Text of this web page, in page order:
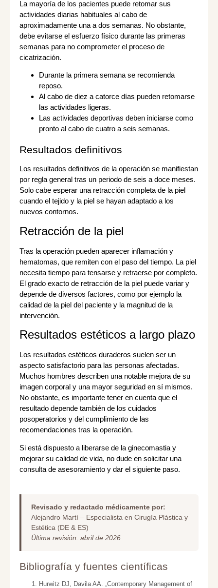
La mayoría de los pacientes puede retomar sus
actividades diarias habituales al cabo de
aproximadamente una a dos semanas. No obstante,
debe evitarse el esfuerzo físico durante las primeras
semanas para no comprometer el proceso de
cicatrización.
Durante la primera semana se recomienda
reposo.
Al cabo de diez a catorce días pueden retomarse
las actividades ligeras.
Las actividades deportivas deben iniciarse como
pronto al cabo de cuatro a seis semanas.
Resultados definitivos
Los resultados definitivos de la operación se manifiestan
por regla general tras un periodo de seis a doce meses.
Solo cabe esperar una retracción completa de la piel
cuando el tejido y la piel se hayan adaptado a los
nuevos contornos.
Retracción de la piel
Tras la operación pueden aparecer inflamación y
hematomas, que remiten con el paso del tiempo. La piel
necesita tiempo para tensarse y retraerse por completo.
El grado exacto de retracción de la piel puede variar y
depende de diversos factores, como por ejemplo la
calidad de la piel del paciente y la magnitud de la
intervención.
Resultados estéticos a largo plazo
Los resultados estéticos duraderos suelen ser un
aspecto satisfactorio para las personas afectadas.
Muchos hombres describen una notable mejora de su
imagen corporal y una mayor seguridad en sí mismos.
No obstante, es importante tener en cuenta que el
resultado depende también de los cuidados
posoperatorios y del cumplimiento de las
recomendaciones tras la operación.
Si está dispuesto a liberarse de la ginecomastia y
mejorar su calidad de vida, no dude en solicitar una
consulta de asesoramiento y dar el siguiente paso.
Revisado y redactado médicamente por:
Alejandro Martí – Especialista en Cirugía Plástica y
Estética (DE & ES)
Última revisión: abril de 2026
Bibliografía y fuentes científicas
Hurwitz DJ, Davila AA. „Contemporary Management of